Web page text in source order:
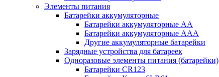
Элементы питания
Батарейки аккумуляторные
Батарейки аккумуляторные АА
Батарейки аккумуляторные ААА
Другие аккумуляторные батарейки
Зарядные устройства для батареек
Одноразовые элементы питания (батарейки)
Батарейки CR123